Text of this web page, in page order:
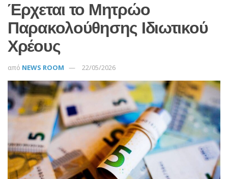
Έρχεται το Μητρώο
Παρακολούθησης Ιδιωτικού
Χρέους
από NEWS ROOM 22/05/2026